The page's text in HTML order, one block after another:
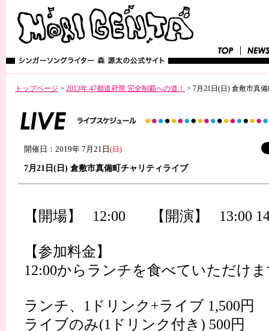
トップページ > 2013年 47都道府県 完全制覇への道！ > 7月21日(日) 倉敷市真
開催日：2019年 7月21日 (日)
7月21日(日) 倉敷市真備町チャリティライブ
【開場】 12:00 【開演】 13:00
【参加料金】
12:00からランチを食べていただけ
ランチ、1ドリンク+ライブ 1,500円
ライブのみ(1ドリンク付き) 500円